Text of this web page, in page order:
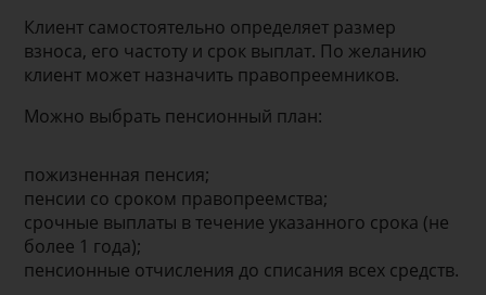
Клиент самостоятельно определяет размер
взноса, его частоту и срок выплат. По желанию
клиент может назначить правопреемников.
Можно выбрать пенсионный план:
пожизненная пенсия;
пенсии со сроком правопреемства;
срочные выплаты в течение указанного срока (не
более 1 года);
пенсионные отчисления до списания всех средств.